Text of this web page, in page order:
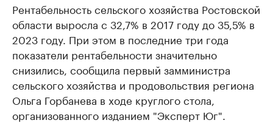
Рентабельность сельского хозяйства Ростовской
области выросла с 32,7% в 2017 году до 35,5% в
2023 году. При этом в последние три года
показатели рентабельности значительно
снизились, сообщила первый замминистра
сельского хозяйства и продовольствия региона
Ольга Горбанева в ходе круглого стола,
организованного изданием "Эксперт Юг".